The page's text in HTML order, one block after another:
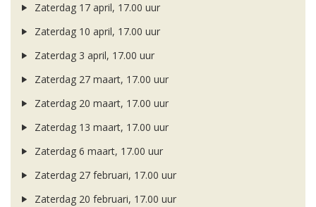
Zaterdag 17 april, 17.00 uur
Zaterdag 10 april, 17.00 uur
Zaterdag 3 april, 17.00 uur
Zaterdag 27 maart, 17.00 uur
Zaterdag 20 maart, 17.00 uur
Zaterdag 13 maart, 17.00 uur
Zaterdag 6 maart, 17.00 uur
Zaterdag 27 februari, 17.00 uur
Zaterdag 20 februari, 17.00 uur